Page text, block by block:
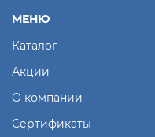
МЕНЮ
Каталог
Акции
О компании
Сертификаты